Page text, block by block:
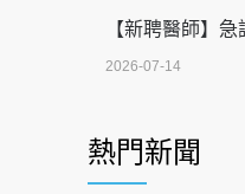
【新聘醫師】
2026-07-14
科能量
2026-07-08
熱門新聞